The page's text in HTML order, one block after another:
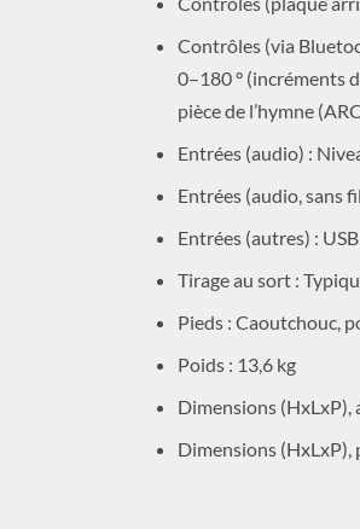
Contrôles (via
0–180 ° (incréments
pièce de l’hymne
Entrées (audio) :
Entrées (audio, sans
Entrées (autres) :
Tirage au sort :
Pieds : Caoutchouc,
Poids : 13,6 kg
Dimensions (HxLxP),
Dimensions (HxLxP),